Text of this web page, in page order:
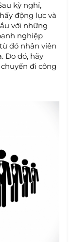
kỳ nghỉ,
động lực và
với những
nghiệp
đó nhân viên
Do đó, hãy
đi công